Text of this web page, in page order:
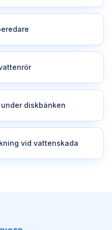
diskbänken
vid vattenskada